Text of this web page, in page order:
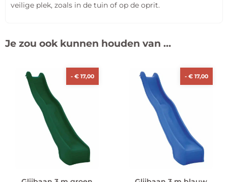
veilige plek, zoals in de tuin of op de oprit.
Je zou ook kunnen houden van …
-€ 17,00 -€ 17,00